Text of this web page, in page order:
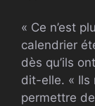
« Ce n’est
calendrier
dès qu’ils
dit-elle. « Ils
permettre